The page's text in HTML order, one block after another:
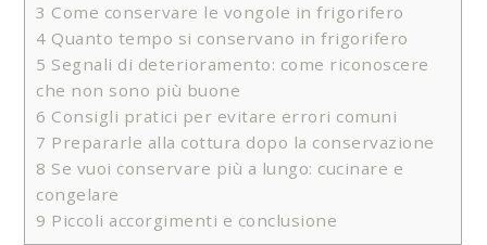
3 Come conservare le vongole in frigorifero
4 Quanto tempo si conservano in frigorifero
5 Segnali di deterioramento: come riconoscere
che non sono più buone
6 Consigli pratici per evitare errori comuni
7 Prepararle alla cottura dopo la conservazione
8 Se vuoi conservare più a lungo: cucinare e
congelare
9 Piccoli accorgimenti e conclusione